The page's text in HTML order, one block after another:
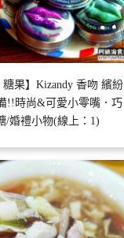
糖果】Kizandy 香吻 繽紛
!!時尚&可愛小零嘴．巧
/婚禮小物(線上：1)